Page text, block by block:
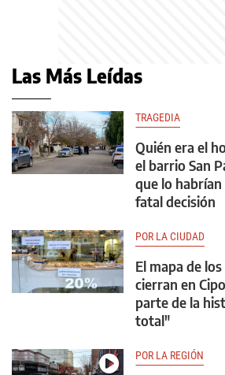
Las Más Leídas
TRAGEDIA
Quién era el
el barrio San
que lo
fatal decisión
POR LA CIUDAD
El mapa de
cierran en
parte de la
total"
POR LA REGIÓN